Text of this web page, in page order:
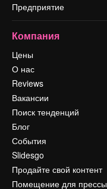
Предприятие
Компания
Цены
О нас
Reviews
Вакансии
Поиск тенденций
Блог
События
Slidesgo
Продайте свой контент
Помещение для прессы